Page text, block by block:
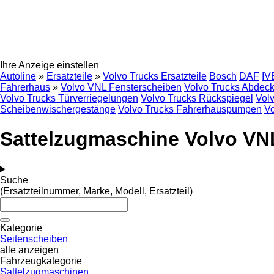
Ihre Anzeige einstellen
Autoline » Ersatzteile » Volvo Trucks Ersatzteile Bosch DAF
Fahrerhaus » Volvo VNL Fensterscheiben Volvo Trucks
Volvo Trucks Türverriegelungen Volvo Trucks Rückspiegel
Scheibenwischergestänge Volvo Trucks Fahrerhauspumpen
Sattelzugmaschine Volvo
Suche
(Ersatzteilnummer, Marke, Modell, Ersatzteil)
Kategorie
Seitenscheiben
alle anzeigen
Fahrzeugkategorie
Sattelzugmaschinen